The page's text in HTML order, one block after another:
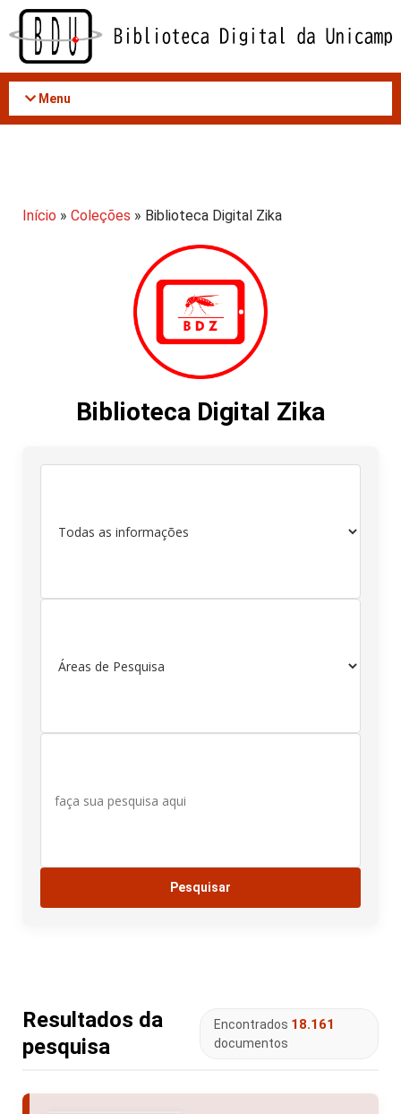
Acessar
conteúdo
Menu
Início » Coleções » Biblioteca Digital Zika
Biblioteca Digital Zika
Resultados da
pesquisa
Encontrados 18.161
documentos